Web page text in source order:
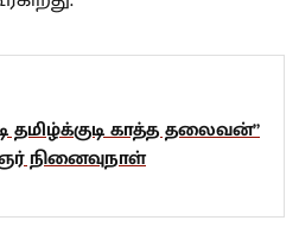
தமிழ்க்குடி காத்த தலைவன்”
நினைவுநாள்